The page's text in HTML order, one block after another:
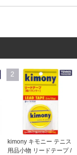
2
kimony キモニー テニス
用品小物 リードテープ /